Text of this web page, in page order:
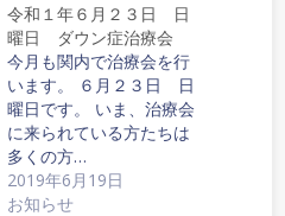
令和１年６月２３日 日
曜日 ダウン症治療会
今月も関内で治療会を行
います。 ６月２３日 日
曜日です。 いま、治療会
に来られている方たちは
多くの方…
2019年6月19日
お知らせ